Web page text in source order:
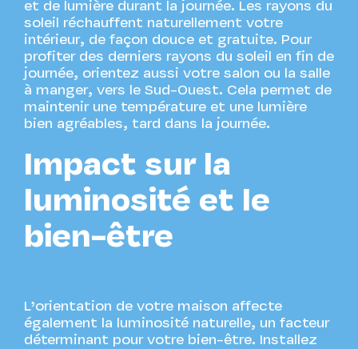
et de lumière durant la journée. Les rayons du
soleil réchauffent naturellement votre
intérieur, de façon douce et gratuite. Pour
profiter des derniers rayons du soleil en fin de
journée, orientez aussi votre salon ou la salle
à manger, vers le Sud-Ouest. Cela permet de
maintenir une température et une lumière
bien agréables, tard dans la journée.
Impact sur la
luminosité et le
bien-être
L’orientation de votre maison affecte
également la luminosité naturelle, un facteur
déterminant pour votre bien-être. Installez